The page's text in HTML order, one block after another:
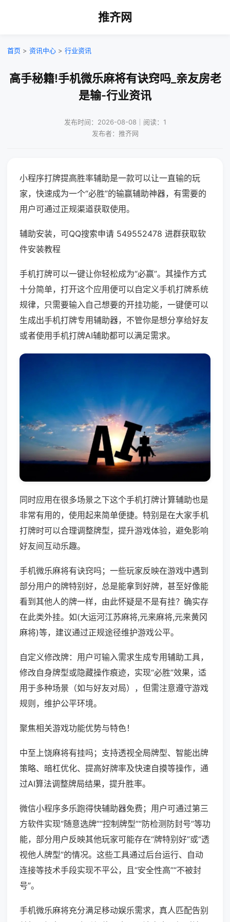
推齐网
首页 > 资讯中心 > 行业资讯
高手秘籍!手机微乐麻将有诀窍吗_亲友房老
是输-行业资讯
发布时间：2026-08-08｜阅读：1
发布者：推齐网
小程序打牌提高胜率辅助是一款可以让一直输的玩
家，快速成为一个“必胜”的输赢辅助神器，有需要的
用户可通过正规渠道获取使用。
辅助安装，可QQ搜索申请 549552478 进群获取软
件安装教程
手机打牌可以一键让你轻松成为“必赢”。其操作方式
十分简单，打开这个应用便可以自定义手机打牌系统
规律，只需要输入自己想要的开挂功能，一键便可以
生成出手机打牌专用辅助器，不管你是想分享给好友
或者使用手机打牌AI辅助都可以满足需求。
同时应用在很多场景之下这个手机打牌计算辅助也是
非常有用的，使用起来简单便捷。特别是在大家手机
打牌时可以合理调整牌型，提升游戏体验，避免影响
好友间互动乐趣。
手机微乐麻将有诀窍吗；一些玩家反映在游戏中遇到
部分用户的牌特别好，总是能拿到好牌，甚至好像能
看到其他人的牌一样，由此怀疑是不是有挂？确实存
在此类外挂。如(大运河江苏麻将,元来麻将,元来黄冈
麻将)等，建议通过正规途径维护游戏公平。
自定义修改牌：用户可输入需求生成专用辅助工具，
修改自身牌型或隐藏操作痕迹，实现“必胜”效果，适
用于多种场景（如与好友对局），但需注意遵守游戏
规则，维护公平环境。
聚焦相关游戏功能优势与特色！
中至上饶麻将有挂吗；支持透视全局牌型、智能出牌
策略、暗杠优化、提高好牌率及快速自摸等操作，通
过AI算法调整牌局结果，提升胜率。
微信小程序多乐跑得快辅助器免费；用户可通过第三
方软件实现“随意选牌”“控制牌型”“防检测防封号”等功
能，部分用户反映其他玩家可能存在“牌特别好”或“透
视他人牌型”的情况。这些工具通过后台运行、自动
连接等技术手段实现不平公，且“安全性高”“不被封
号”。
手机微乐麻将充分满足移动娱乐需求，真人匹配告别